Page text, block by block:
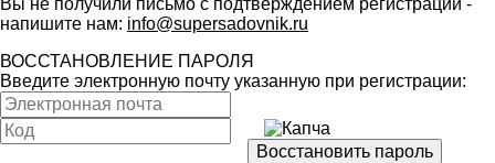
Вы не получили письмо с подтверждением регистрации -
напишите нам: info@supersadovnik.ru
ВОССТАНОВЛЕНИЕ ПАРОЛЯ
Введите электронную почту указанную при регистрации: